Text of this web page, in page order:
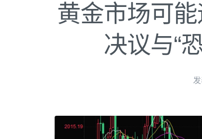
黄金市场可能
决议与“